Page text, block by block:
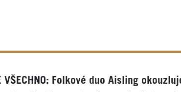
VŠECHNO: Folkové duo Aisling